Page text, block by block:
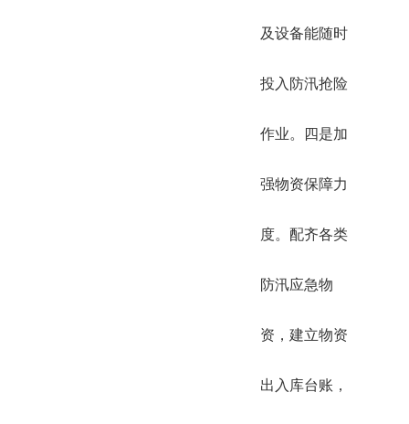
及设备能随时
投入防汛抢险
作业。四是加
强物资保障力
度。配齐各类
防汛应急物
资，建立物资
出入库台账，